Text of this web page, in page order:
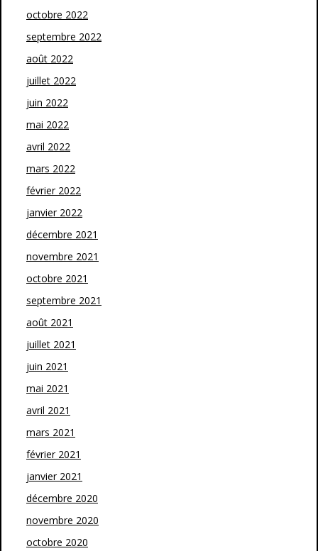
octobre 2022
septembre 2022
août 2022
juillet 2022
juin 2022
mai 2022
avril 2022
mars 2022
février 2022
janvier 2022
décembre 2021
novembre 2021
octobre 2021
septembre 2021
août 2021
juillet 2021
juin 2021
mai 2021
avril 2021
mars 2021
février 2021
janvier 2021
décembre 2020
novembre 2020
octobre 2020